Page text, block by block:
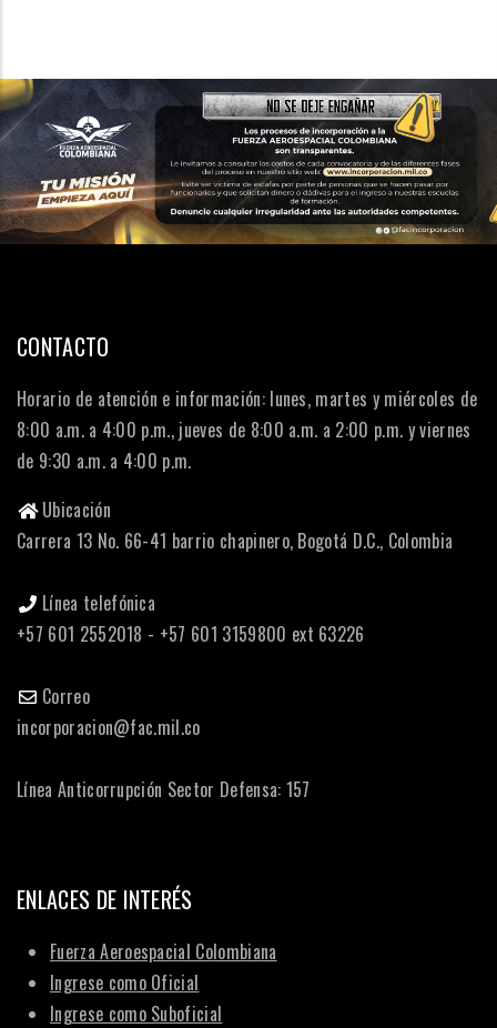
CONTACTO
Horario de atención e información: lunes, martes y miércoles de
8:00 a.m. a 4:00 p.m., jueves de 8:00 a.m. a 2:00 p.m. y viernes
de 9:30 a.m. a 4:00 p.m.
Ubicación
Carrera 13 No. 66-41 barrio chapinero, Bogotá D.C., Colombia
Línea telefónica
+57 601 2552018 - +57 601 3159800 ext 63226
Correo
incorporacion@fac.mil.co
Línea Anticorrupción Sector Defensa: 157
ENLACES DE INTERÉS
Fuerza Aeroespacial Colombiana
Ingrese como Oficial
Ingrese como Suboficial